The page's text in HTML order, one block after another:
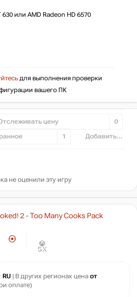
630 или AMD Radeon HD 6570
для выполнения проверки
вашего ПК
цену 0
1 Добавить...
не оценили эту игру
2 - Too Many Cooks Pack
RU | В других регионах цена от
оплате)